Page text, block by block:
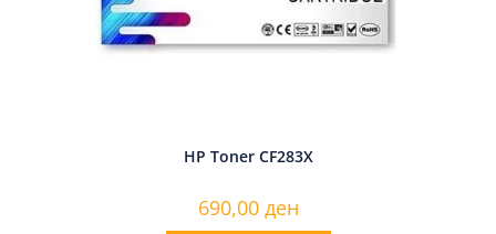
HP Toner CF283X
690,00 ден